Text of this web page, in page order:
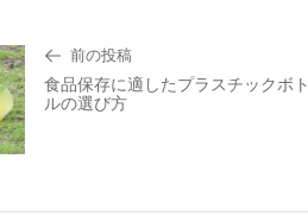
前の投稿
食品保存に適したプラスチックボト
ルの選び方